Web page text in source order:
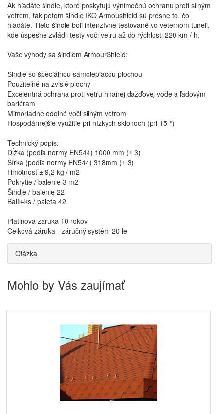
Ak hľadáte šindle, ktoré poskytujú výnimočnú ochranu proti silným
vetrom, tak potom šindle IKO Armoushield sú presne to, čo
hľadáte. Tieto šindle boli intenzívne testované vo veternom tuneli,
kde úspešne zvládli testy voči vetru až do rýchlosti 220 km / h.
Vaše výhody sa šindľom ArmourShield:
Šindle so špeciálnou samolepiacou plochou
Použiteľné na zvislé plochy
Excelentná ochrana proti vetru hnanej dažďovej vode a ľadovým
bariéram
Mimoriadne odolné voči silným vetrom
Hospodárnejšie využitie pri nízkych sklonoch (pri 15 °)
Technický popis:
Dĺžka (podľa normy EN544) 1000 mm (± 3)
Šírka (podľa normy EN544) 318mm (± 3)
Hmotnosť ± 9,2 kg / m2
Pokrytie / balenie 3 m2
Šindle / balenie 22
Balík-ks / paleta 42
Platinová záruka 10 rokov
Celková záruka - záručný systém 20 le
Otázka
Mohlo by Vás zaujímať